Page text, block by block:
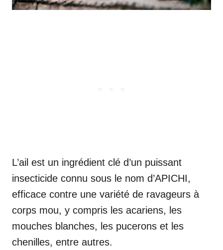
L’ail est un ingrédient clé d’un puissant
insecticide connu sous le nom d’APICHI,
efficace contre une variété de ravageurs à
corps mou, y compris les acariens, les
mouches blanches, les pucerons et les
chenilles, entre autres.